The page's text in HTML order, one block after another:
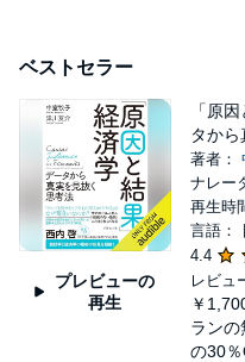
専門は医療政策
ベストセラー
プレビューの
再生
「原
タか
著者：
ナレー
再生時
言語：
4.4
レビュ
￥
ラン
の30